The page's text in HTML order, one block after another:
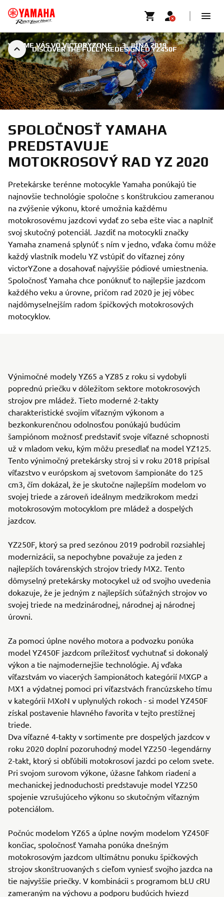
DISCOVER THE FULLY REDESIGNED YZ450F
VÍTAME VÁS VO VICTORYZONE | 3. JÚNA 2019
SPOLOČNOSŤ YAMAHA
PREDSTAVUJE
MOTOKROSOVÝ RAD YZ 2020
Pretekárske terénne motocykle Yamaha ponúkajú tie
najnovšie technológie spoločne s konštrukciou zameranou
na zvýšenie výkonu, ktoré umožnia každému
motokrosovému jazdcovi vydať zo seba ešte viac a naplniť
svoj skutočný potenciál. Jazdiť na motocykli značky
Yamaha znamená splynúť s ním v jedno, vďaka čomu môže
každý vlastník modelu YZ vstúpiť do víťaznej zóny
victorYZone a dosahovať najvyššie pódiové umiestnenia.
Spoločnosť Yamaha chce ponúknuť to najlepšie jazdcom
každého veku a úrovne, pričom rad 2020 je jej vôbec
najdômyselnejším radom špičkových motokrosových
motocyklov.
Výnimočné modely YZ65 a YZ85 z roku si vydobyli
poprednú priečku v dôležitom sektore motokrosových
strojov pre mládež. Tieto moderné 2-takty
charakteristické svojím víťazným výkonom a
bezkonkurenčnou odolnosťou ponúkajú budúcim
šampiónom možnosť predstaviť svoje víťazné schopnosti
už v mladom veku, kým môžu presedlať na model YZ125.
Tento výnimočný pretekársky stroj si v roku 2018 pripísal
víťazstvo v európskom aj svetovom šampionáte do 125
cm3, čím dokázal, že je skutočne najlepším modelom vo
svojej triede a zároveň ideálnym medzikrokom medzi
motokrosovým motocyklom pre mládež a dospelých
jazdcov.
YZ250F, ktorý sa pred sezónou 2019 podrobil rozsiahlej
modernizácii, sa nepochybne považuje za jeden z
najlepších továrenských strojov triedy MX2. Tento
dômyselný pretekársky motocykel už od svojho uvedenia
dokazuje, že je jedným z najlepších súťažných strojov vo
svojej triede na medzinárodnej, národnej aj národnej
úrovni.
Za pomoci úplne nového motora a podvozku ponúka
model YZ450F jazdcom príležitosť vychutnať si dokonalý
výkon a tie najmodernejšie technológie. Aj vďaka
víťazstvám vo viacerých šampionátoch kategórií MXGP a
MX1 a výdatnej pomoci pri víťazstvách francúzskeho tímu
v kategórii MXoN v uplynulých rokoch - si model YZ450F
získal postavenie hlavného favorita v tejto prestížnej
triede.
Dva víťazné 4-takty v sortimente pre dospelých jazdcov v
roku 2020 doplní pozoruhodný model YZ250 -legendárny
2-takt, ktorý si obľúbili motokrosoví jazdci po celom svete.
Pri svojom surovom výkone, úžasne ľahkom riadení a
mechanickej jednoduchosti predstavuje model YZ250
spojenie vzrušujúceho výkonu so skutočným víťazným
potenciálom.
Počnúc modelom YZ65 a úplne novým modelom YZ450F
končiac, spoločnosť Yamaha ponúka dnešným
motokrosovým jazdcom ultimátnu ponuku špičkových
strojov skonštruovaných s cieľom vyniesť svojho jazdca na
tie najvyššie priečky. V kombinácii s programom bLU cRU
zameraným na výchovu a podporu budúcich hviezd